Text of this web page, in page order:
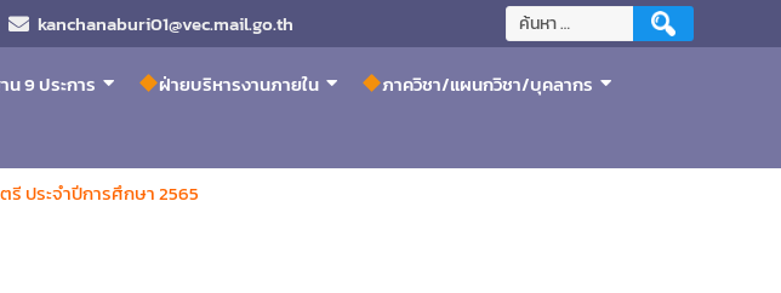
kanchanaburi01@vec.mail.go.th
9 ประการ ฝ่ายบริหารงานภายใน
ภาควิชา/แผนกวิชา/บุคลากร
ประจำปีการศึกษา 2565